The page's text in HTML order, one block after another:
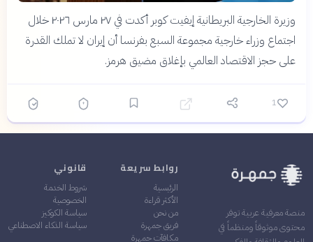
وزيرة الخارجية البريطانية إيفيت كوبر أكدت في ٢٧ مارس ٢٠٢٦ خلال
اجتماع وزراء خارجية مجموعة السبع بفرنسا أن إيران لا تملك القدرة
على حجز الاقتصاد العالمي بإغلاق مضيق هرمز.
1
منصة معرفية عربية توفر
محتوى موثوقاً ومنظماً في
روابط سريعة
الرئيسية
الأكثر قراءة
من نحن
فريق جمهرة
مكافآت جمهرة
قانوني
شروط الخدمة
الخصوصية
سياسة الكوكيز
سياسة الذكاء الاصطناعي